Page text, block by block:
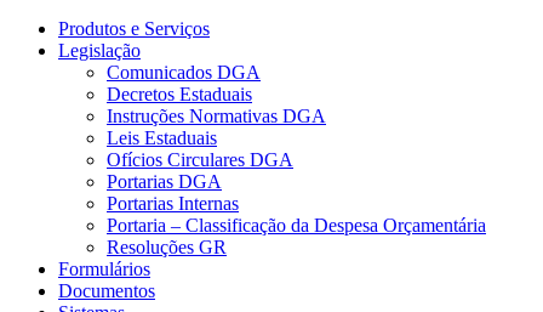
Produtos e Serviços
Legislação
Comunicados DGA
Decretos Estaduais
Instruções Normativas DGA
Leis Estaduais
Ofícios Circulares DGA
Portarias DGA
Portarias Internas
Portaria – Classificação da Despesa Orçamentária
Resoluções GR
Formulários
Documentos